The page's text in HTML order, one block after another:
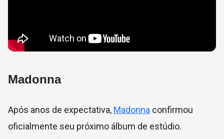
Madonna
Após anos de expectativa, Madonna confirmou
oficialmente seu próximo álbum de estúdio.